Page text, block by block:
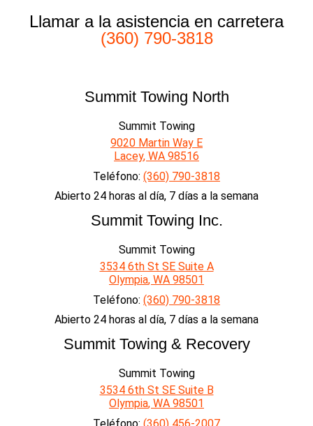
Llamar a la asistencia en carretera
(360) 790-3818
Summit Towing North
Summit Towing
9020 Martin Way E
Lacey, WA 98516
Teléfono: (360) 790-3818
Abierto 24 horas al día, 7 días a la semana
Summit Towing Inc.
Summit Towing
3534 6th St SE Suite A
Olympia, WA 98501
Teléfono: (360) 790-3818
Abierto 24 horas al día, 7 días a la semana
Summit Towing & Recovery
Summit Towing
3534 6th St SE Suite B
Olympia, WA 98501